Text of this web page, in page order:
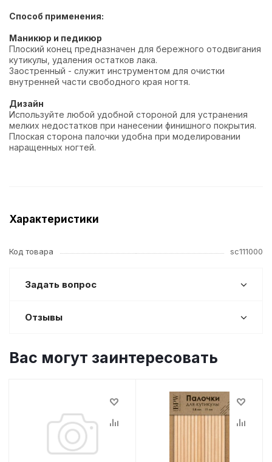
Способ применения:
Маникюр и педикюр
Плоский конец предназначен для бережного отодвигания
кутикулы, удаления остатков лака.
Заостренный - служит инструментом для очистки
внутренней части свободного края ногтя.
Дизайн
Используйте любой удобной стороной для устранения
мелких недостатков при нанесении финишного покрытия.
Плоская сторона палочки удобна при моделировании
наращенных ногтей.
Характеристики
Код товара sc111000
Задать вопрос
Отзывы
Вас могут заинтересовать